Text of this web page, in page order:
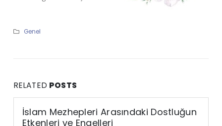
Genel
RELATED POSTS
İslam Mezhepleri Arasındaki Dostluğun
Etkenleri ve Engelleri